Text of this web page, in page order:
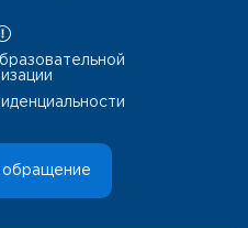
обращение